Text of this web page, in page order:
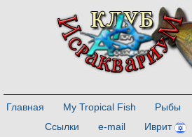
Главная My Tropical Fish Рыбы
Ссылки
e-mail Иврит